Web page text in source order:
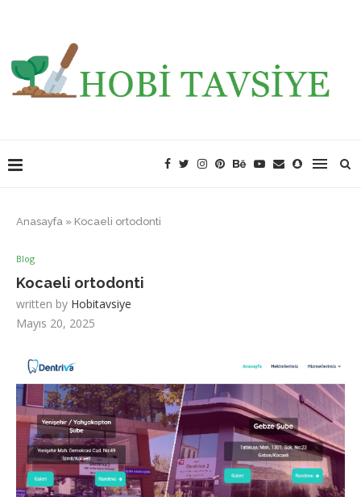
Anasayfa » Kocaeli ortodonti
Blog
Kocaeli ortodonti
written by Hobitavsiye
Mayıs 20, 2025